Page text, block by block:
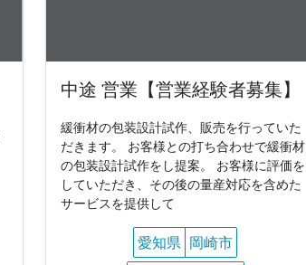
中途 営業【営業経験者募集】
緩衝材の包装設計試作、販売を行っていた
だきます。 お客様との打ち合わせで緩衝材
の包装設計試作をし提案。 お客様に評価を
していただき、その後の量産対応を含めた
サービスを提供して
愛知県 岡崎市